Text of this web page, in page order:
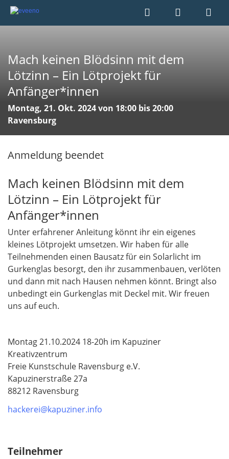
Mach keinen Blödsinn mit dem
Lötzinn – Ein Lötprojekt für
Anfänger*innen
Montag, 21. Okt. 2024 von 18:00 bis 20:00
Ravensburg
Anmeldung beendet
Mach keinen Blödsinn mit dem
Lötzinn – Ein Lötprojekt für
Anfänger*innen
Unter erfahrener Anleitung könnt ihr ein eigenes
kleines Lötprojekt umsetzen. Wir haben für alle
Teilnehmenden einen Bausatz für ein Solarlicht im
Gurkenglas besorgt, den ihr zusammenbauen, verlöten
und dann mit nach Hausen nehmen könnt. Bringt also
unbedingt ein Gurkenglas mit Deckel mit. Wir freuen
uns auf euch.
Montag 21.10.2024 18-20h im Kapuziner
Kreativzentrum
Freie Kunstschule Ravensburg e.V.
Kapuzinerstraße 27a
88212 Ravensburg
hackerei@kapuziner.info
Teilnehmer